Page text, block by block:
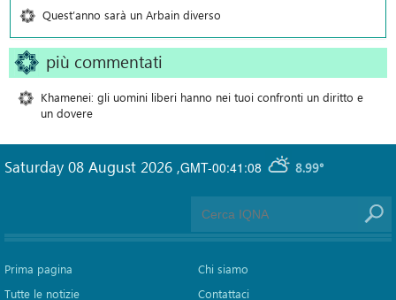
Quest’anno sarà un Arbain diverso
più commentati
Khamenei: gli uomini liberi hanno nei tuoi confronti un diritto e
un dovere
GMT-00:41:08 8.99°
Saturday 08 August 2026 ,
Prima pagina
Tutte le notizie
Chi siamo
Contattaci